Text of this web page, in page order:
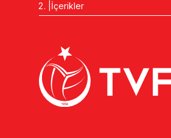
İçerikler